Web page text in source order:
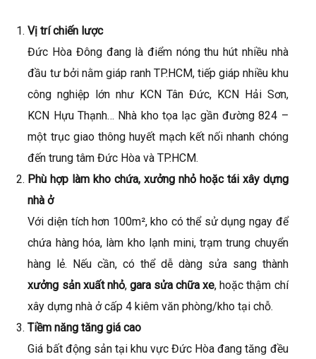
Vị trí chiến lược
Đức Hòa Đông đang là điểm nóng thu hút nhiều nhà
đầu tư bởi nằm giáp ranh TP.HCM, tiếp giáp nhiều khu
công nghiệp lớn như KCN Tân Đức, KCN Hải Sơn,
KCN Hựu Thạnh… Nhà kho tọa lạc gần đường 824 –
một trục giao thông huyết mạch kết nối nhanh chóng
đến trung tâm Đức Hòa và TP.HCM.
Phù hợp làm kho chứa, xưởng nhỏ hoặc tái xây dựng
nhà ở
Với diện tích hơn 100m², kho có thể sử dụng ngay để
chứa hàng hóa, làm kho lạnh mini, trạm trung chuyển
hàng lẻ. Nếu cần, có thể dễ dàng sửa sang thành
xưởng sản xuất nhỏ, gara sửa chữa xe, hoặc thậm chí
xây dựng nhà ở cấp 4 kiêm văn phòng/kho tại chỗ.
Tiềm năng tăng giá cao
Giá bất động sản tại khu vực Đức Hòa đang tăng đều